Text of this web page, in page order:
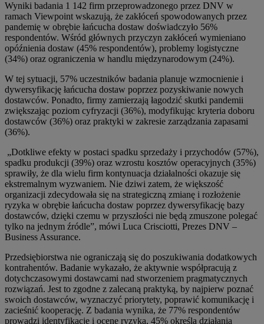
Wyniki badania 1 142 firm przeprowadzonego przez DNV w
ramach Viewpoint wskazują, że zakłóceń spowodowanych przez
pandemię w obrębie łańcucha dostaw doświadczyło 56%
respondentów. Wśród głównych przyczyn zakłóceń wymieniano
opóźnienia dostaw (45% respondentów), problemy logistyczne
(34%) oraz ograniczenia w handlu międzynarodowym (24%).
W tej sytuacji, 57% uczestników badania planuje wzmocnienie i
dywersyfikację łańcucha dostaw poprzez pozyskiwanie nowych
dostawców. Ponadto, firmy zamierzają łagodzić skutki pandemii
zwiększając poziom cyfryzacji (36%), modyfikując kryteria doboru
dostawców (36%) oraz praktyki w zakresie zarządzania zapasami
(36%).
„Dotkliwe efekty w postaci spadku sprzedaży i przychodów (57%),
spadku produkcji (39%) oraz wzrostu kosztów operacyjnych (35%)
sprawiły, że dla wielu firm kontynuacja działalności okazuje się
ekstremalnym wyzwaniem. Nie dziwi zatem, że większość
organizacji zdecydowała się na strategiczną zmianę i rozłożenie
ryzyka w obrębie łańcucha dostaw poprzez dywersyfikację bazy
dostawców, dzięki czemu w przyszłości nie będą zmuszone polegać
tylko na jednym źródle”, mówi Luca Crisciotti, Prezes DNV –
Business Assurance.
Przedsiębiorstwa nie ograniczają się do poszukiwania dodatkowych
kontrahentów. Badanie wykazało, że aktywnie współpracują z
dotychczasowymi dostawcami nad stworzeniem pragmatycznych
rozwiązań. Jest to zgodne z zalecaną praktyką, by najpierw poznać
swoich dostawców, wyznaczyć priorytety, poprawić komunikację i
zacieśnić kooperację. Z badania wynika, że 77% respondentów
prowadzi identyfikację i ocenę ryzyka, 45% określa działania